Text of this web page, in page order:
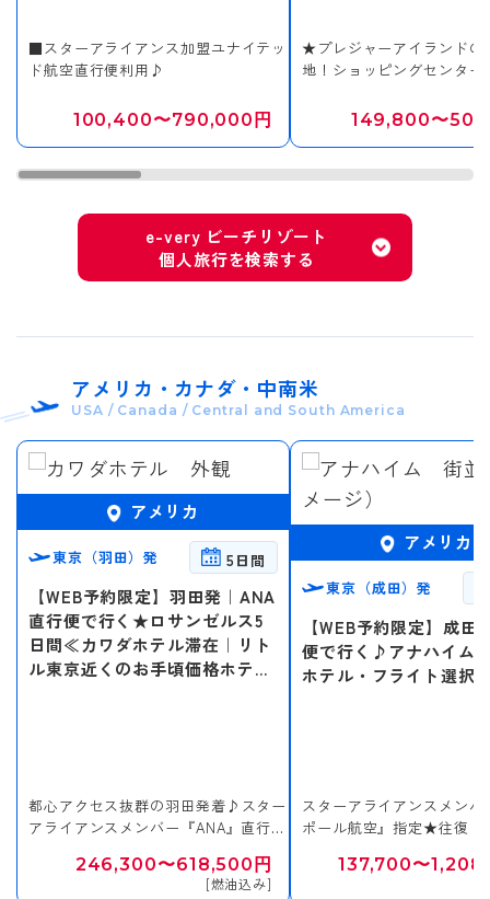
■スターアライアンス加盟ユナイテッ
ド航空直行便利用♪
100,400〜790,000円
★プレジャーアイランドの
地！ショッピングセンター
149,800〜
e-very ビーチリゾート
個人旅行を検索する
アメリカ・カナダ・中南米
USA / Canada / Central and South America
アメリカ
東京（羽田）発 5日間
【WEB予約限定】羽田発｜ANA
直行便で行く★ロサンゼルス5
日間≪カワダホテル滞在｜リト
ル東京近くのお手頃価格ホテル
都心アクセス抜群の羽田発着♪スター
アライアンスメンバー『ANA』直行便
246,300〜618,500円
[燃油込み]
アメリカ
東京（成田）発
【WEB予約限定】成田
便で行く♪アナハイム5
ホテル・フライト選択
スターアライアンスメンバ
ポール航空』指定★往復
137,700〜